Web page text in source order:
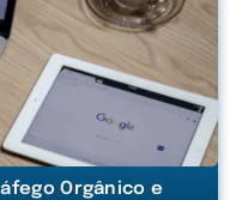
Orgânico e